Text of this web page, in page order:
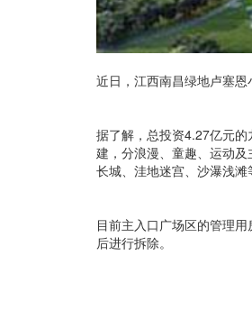
近日，江西南昌绿地卢塞
据了解，总投资4.27亿元
建，分浪漫、童趣、运动
长城、洼地迷宫、沙瀑浅滩
目前主入口广场区的管理
后进行拆除。